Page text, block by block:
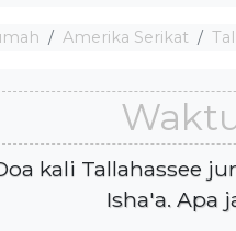
Amerika Serikat
kali Tallahassee
Isha'a. Apa